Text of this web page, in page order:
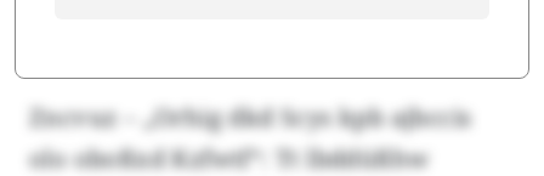
Zncvuz – „Orhig dkd Scys kpb ajbccis
olo oboßxd Kzfwtf“: Tt lbddüßhw